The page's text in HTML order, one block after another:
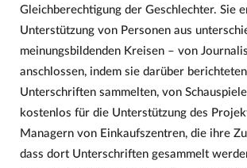
Gleichberechtigung der Geschlechter. Sie
Unterstützung von Personen aus
meinungsbildenden Kreisen – von
anschlossen, indem sie darüber
Unterschriften sammelten, von
kostenlos für die Unterstützung des
Managern von Einkaufszentren, die ihre
dass dort Unterschriften gesammelt